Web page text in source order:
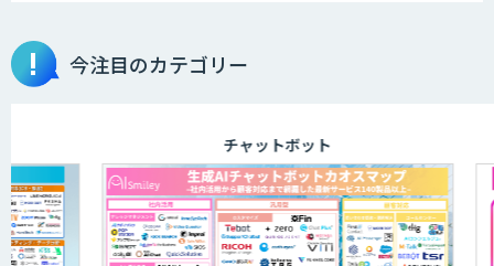
顔パス勤怠&顔パスストレスチェッカー
法人向けAIドライブレコーダー「ナウ
ト」
今注目のカテゴリー
チャットボット